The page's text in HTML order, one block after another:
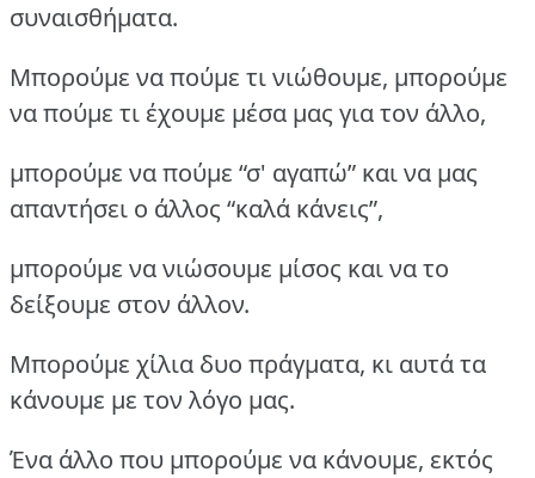
συναισθήματα.
Μπορούμε να πούμε τι νιώθουμε, μπορούμε
να πούμε τι έχουμε μέσα μας για τον άλλο,
μπορούμε να πούμε “σ' αγαπώ” και να μας
απαντήσει ο άλλος “καλά κάνεις”,
μπορούμε να νιώσουμε μίσος και να το
δείξουμε στον άλλον.
Μπορούμε χίλια δυο πράγματα, κι αυτά τα
κάνουμε με τον λόγο μας.
Ένα άλλο που μπορούμε να κάνουμε, εκτός